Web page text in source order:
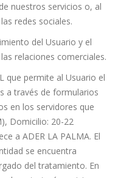
nuestros servicios o, al
redes sociales.
del Usuario y el
relaciones comerciales.
que permite al Usuario el
a través de formularios
en los servidores que
Domicilio: 20-22
a ADER LA PALMA. El
se encuentra
del tratamiento. En